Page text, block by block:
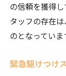
働き
募集
やる気と
の信頼を獲得
タッフの存在
のとなっていま
緊急駆けつけ